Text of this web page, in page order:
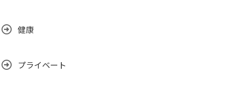
健康
プライベート